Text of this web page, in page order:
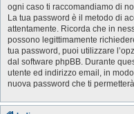
ogni caso ti raccomandiamo di
La tua password è il metodo di
attentamente. Ricorda che in
possono legittimamente
tua password, puoi utilizzare
dal software phpBB. Durante
utente ed indirizzo email, in
nuova password che ti